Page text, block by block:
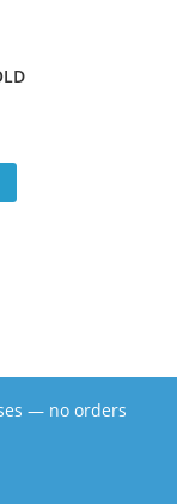
— no orders